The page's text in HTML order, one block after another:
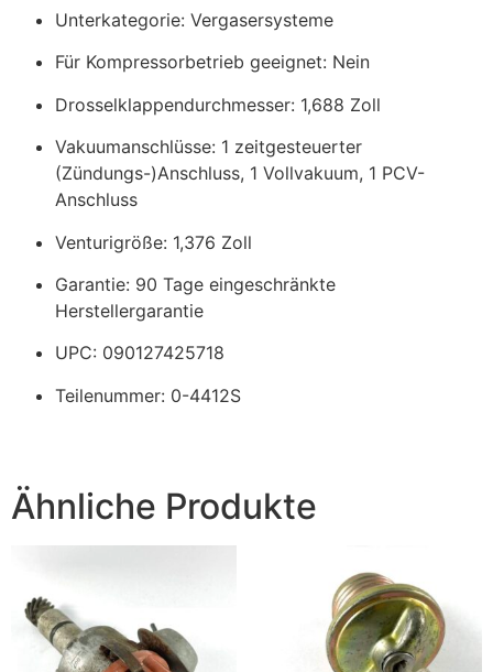
Unterkategorie: Vergasersysteme
Für Kompressorbetrieb geeignet: Nein
Drosselklappendurchmesser: 1,688 Zoll
Vakuumanschlüsse: 1 zeitgesteuerter
(Zündungs-)Anschluss, 1 Vollvakuum, 1 PCV-
Anschluss
Venturigröße: 1,376 Zoll
Garantie: 90 Tage eingeschränkte
Herstellergarantie
UPC: 090127425718
Teilenummer: 0-4412S
Ähnliche Produkte